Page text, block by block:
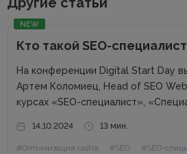
NEW
Кто такой SEO-
На конференции Digital Start Day
Артем Коломиец, Head of SEO
курсах «SEO-специалист»,
специалист, что должен знать и
14.10.2024 13 мин.
#Оптимизация сайта #SEO #SEO-